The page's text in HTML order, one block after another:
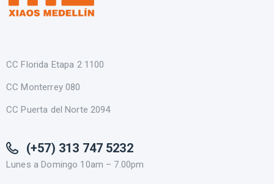
CC Florida Etapa 2 1100
CC Monterrey 080
CC Puerta del Norte 2094
(+57) 313 747 5232
Lunes a Domingo 10am – 7.00pm